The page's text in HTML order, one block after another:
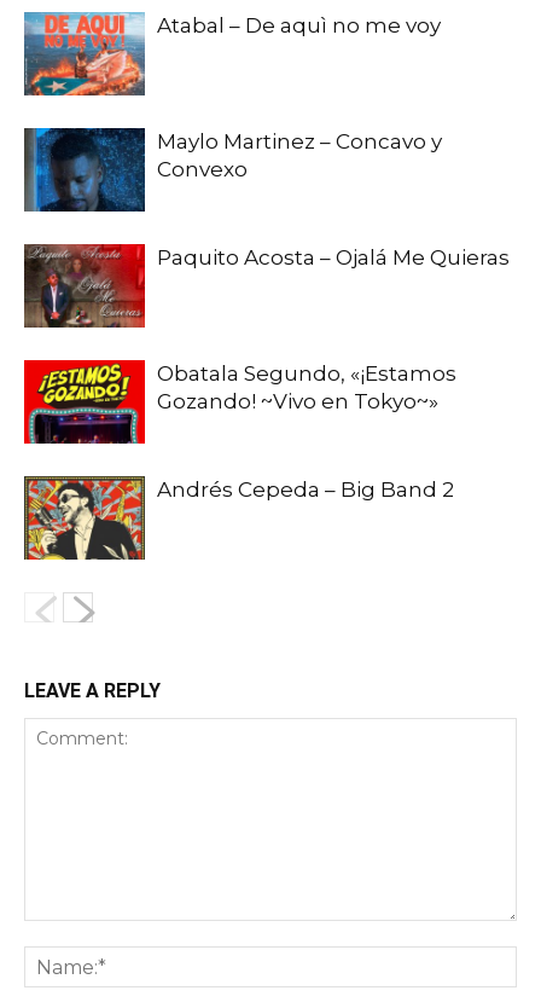
Atabal – De aquì no me voy
Maylo Martinez – Concavo y
Convexo
Paquito Acosta – Ojalá Me Quieras
Obatala Segundo, «¡Estamos
Gozando! ~Vivo en Tokyo~»
Andrés Cepeda – Big Band 2
LEAVE A REPLY